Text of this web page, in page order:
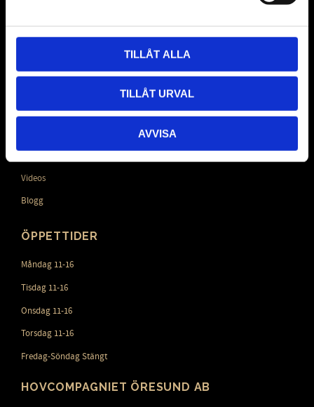
TILLÅT ALLA
TILLÅT URVAL
AVVISA
Köpvillkor
Hur handlar jag?
Videos
Blogg
ÖPPETTIDER
Måndag 11-16
Tisdag 11-16
Onsdag 11-16
Torsdag 11-16
Fredag-Söndag Stängt
HOVCOMPAGNIET ÖRESUND AB